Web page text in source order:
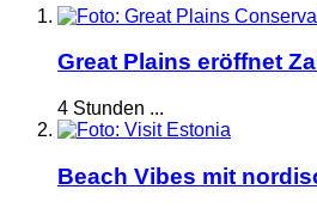
Great Plains eröffnet
4 Stunden ...
Beach Vibes mit